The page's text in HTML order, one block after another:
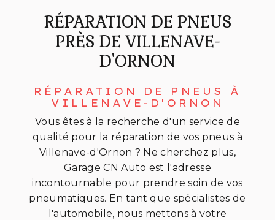
RÉPARATION DE PNEUS
PRÈS DE VILLENAVE-
D'ORNON
RÉPARATION DE PNEUS À
VILLENAVE-D'ORNON
Vous êtes à la recherche d'un service de
qualité pour la réparation de vos pneus à
Villenave-d'Ornon ? Ne cherchez plus,
Garage CN Auto est l'adresse
incontournable pour prendre soin de vos
pneumatiques. En tant que spécialistes de
l'automobile, nous mettons à votre